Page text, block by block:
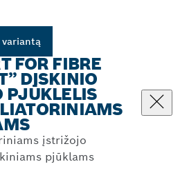
FOR FIBRE
DISKINIO
PJŪKLELIS
įstrižojo
pjūklams